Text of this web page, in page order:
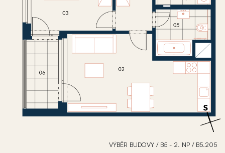
VÝBĚR BUDOVY / B5 - 2. NP / B5.205